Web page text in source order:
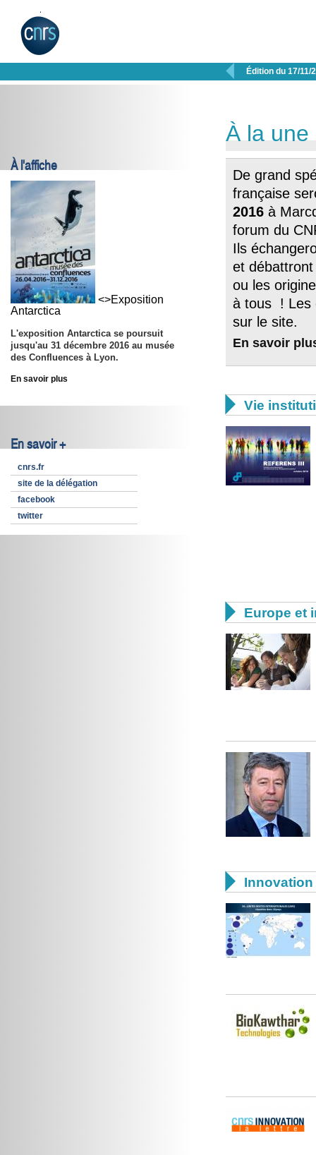
 Édition du 17/11/
À l'affiche
<>Exposition
Antarctica
L'exposition Antarctica se poursuit
jusqu'au 31 décembre 2016 au musée
des Confluences à Lyon.
En savoir plus
En savoir +
cnrs.fr
site de la délégation
facebook
twitter
À la une
De grand
française
2016 à
forum du
Ils
et débattront
ou les
à tous ! Les
sur le site.
En savoir
 Vie
 Europe et
